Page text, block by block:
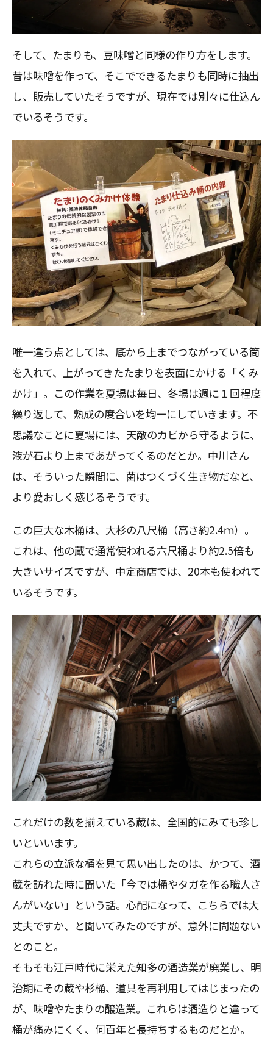
そして、たまりも、豆味噌と同様の作り方をします。
昔は味噌を作って、そこでできるたまりも同時に抽出
し、販売していたそうですが、現在では別々に仕込ん
でいるそうです。
唯一違う点としては、底から上までつながっている筒
を入れて、上がってきたたまりを表面にかける「くみ
かけ」。この作業を夏場は毎日、冬場は週に１回程度
繰り返して、熟成の度合いを均一にしていきます。不
思議なことに夏場には、天敵のカビから守るように、
液が石より上まであがってくるのだとか。中川さん
は、そういった瞬間に、菌はつくづく生き物だなと、
より愛おしく感じるそうです。
この巨大な木桶は、大杉の八尺桶（高さ約2.4ｍ）。
これは、他の蔵で通常使われる六尺桶より約2.5倍も
大きいサイズですが、中定商店では、20本も使われて
いるそうです。
これだけの数を揃えている蔵は、全国的にみても珍し
いといいます。
これらの立派な桶を見て思い出したのは、かつて、酒
蔵を訪れた時に聞いた「今では桶やタガを作る職人さ
んがいない」という話。心配になって、こちらでは大
丈夫ですか、と聞いてみたのですが、意外に問題ない
とのこと。
そもそも江戸時代に栄えた知多の酒造業が廃業し、明
治期にその蔵や杉桶、道具を再利用してはじまったの
が、味噌やたまりの醸造業。これらは酒造りと違って
桶が痛みにくく、何百年と長持ちするものだとか。